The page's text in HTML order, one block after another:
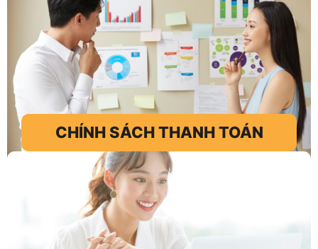
CHÍNH SÁCH THANH TOÁN